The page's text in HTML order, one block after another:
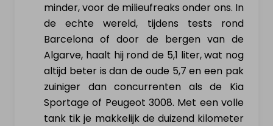
minder, voor de milieufreaks onder ons. In
de echte wereld, tijdens tests rond
Barcelona of door de bergen van de
Algarve, haalt hij rond de 5,1 liter, wat nog
altijd beter is dan de oude 5,7 en een pak
zuiniger dan concurrenten als de Kia
Sportage of Peugeot 3008. Met een volle
tank tik je makkelijk de duizend kilometer